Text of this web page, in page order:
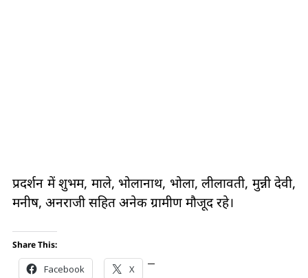
प्रदर्शन में शुभम, माले, भोलानाथ, भोला, लीलावती, मुन्नी देवी,
मनीष, अनराजी सहित अनेक ग्रामीण मौजूद रहे।
Share This:
Facebook X